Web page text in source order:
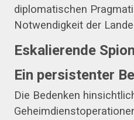
diplomatischen
Notwendigkeit der
Eskalierende
Ein persistenter
Die Bedenken